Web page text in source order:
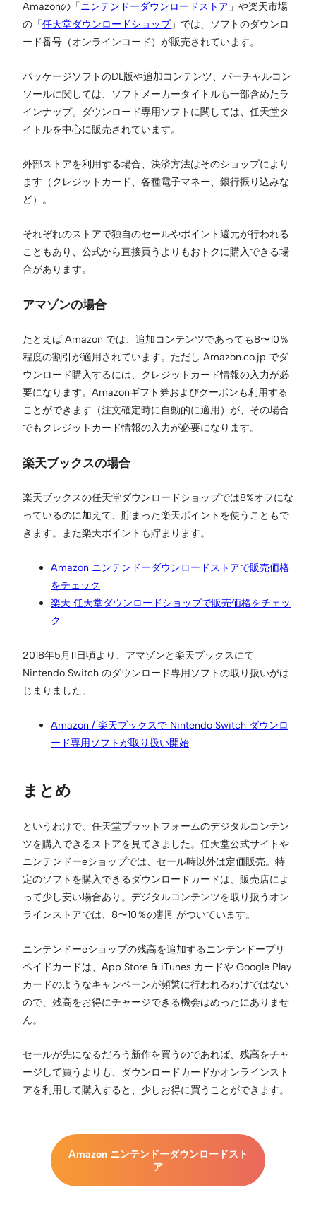
Amazonの「ニンテンドーダウンロードストア 」や楽天市場
の「任天堂ダウンロードショップ」では、ソフトのダウンロ
ード番号（オンラインコード）が販売されています。
パッケージソフトのDL版や追加コンテンツ、バーチャルコン
ソールに関しては、ソフトメーカータイトルも一部含めたラ
インナップ。ダウンロード専用ソフトに関しては、任天堂タ
イトルを中心に販売されています。
外部ストアを利用する場合、決済方法はそのショップにより
ます（クレジットカード、各種電子マネー、銀行振り込みな
ど）。
それぞれのストアで独自のセールやポイント還元が行われる
こともあり、公式から直接買うよりもおトクに購入できる場
合があります。
アマゾンの場合
たとえば Amazon では、追加コンテンツであっても8〜10％
程度の割引が適用されています。ただし Amazon.co.jp でダ
ウンロード購入するには、クレジットカード情報の入力が必
要になります。Amazonギフト券およびクーポンも利用する
ことができます（注文確定時に自動的に適用）が、その場合
でもクレジットカード情報の入力が必要になります。
楽天ブックスの場合
楽天ブックスの任天堂ダウンロードショップでは8%オフにな
っているのに加えて、貯まった楽天ポイントを使うこともで
きます。また楽天ポイントも貯まります。
Amazon ニンテンドーダウンロードストアで販売価格
をチェック
楽天 任天堂ダウンロードショップで販売価格をチェッ
ク
2018年5月11日頃より、アマゾンと楽天ブックスにて
Nintendo Switch のダウンロード専用ソフトの取り扱いがは
じまりました。
Amazon / 楽天ブックスで Nintendo Switch ダウンロ
ード専用ソフトが取り扱い開始
まとめ
というわけで、任天堂プラットフォームのデジタルコンテン
ツを購入できるストアを見てきました。任天堂公式サイトや
ニンテンドーeショップでは、セール時以外は定価販売。特
定のソフトを購入できるダウンロードカードは、販売店によ
って少し安い場合あり。デジタルコンテンツを取り扱うオン
ラインストアでは、8〜10％の割引がついています。
ニンテンドーeショップの残高を追加するニンテンドープリ
ペイドカードは、App Store & iTunes カードや Google Play
カードのようなキャンペーンが頻繁に行われるわけではない
ので、残高をお得にチャージできる機会はめったにありませ
ん。
セールが先になるだろう新作を買うのであれば、残高をチャ
ージして買うよりも、ダウンロードカードかオンラインスト
アを利用して購入すると、少しお得に買うことができます。
Amazon ニンテンドーダウンロードスト
ア